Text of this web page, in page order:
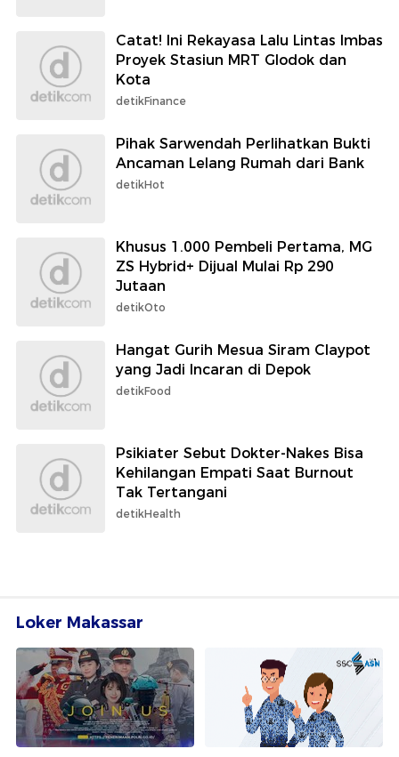
Catat! Ini Rekayasa Lalu Lintas Imbas
Proyek Stasiun MRT Glodok dan
Kota
detikFinance
Pihak Sarwendah Perlihatkan Bukti
Ancaman Lelang Rumah dari Bank
detikHot
Khusus 1.000 Pembeli Pertama, MG
ZS Hybrid+ Dijual Mulai Rp 290
Jutaan
detikOto
Hangat Gurih Mesua Siram Claypot
yang Jadi Incaran di Depok
detikFood
Psikiater Sebut Dokter-Nakes Bisa
Kehilangan Empati Saat Burnout
Tak Tertangani
detikHealth
Loker Makassar